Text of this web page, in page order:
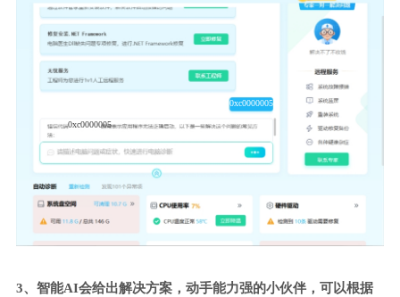
0xc0000005
0xc0000005
3、智能AI会给出解决方案，动手能力强的小伙伴，可以根据